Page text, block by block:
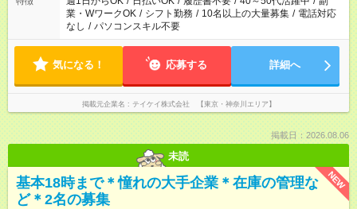
業・WワークOK / シフト勤務 / 10名以上の大量募集 / 電話対応
なし / パソコンスキル不要
気になる！ 応募する 詳細へ
掲載元企業名 テイケイ株式会社 【東京・神奈川エリア】
掲載日：2026.08.06
未読
NEW
基本18時まで＊憧れの大手企業＊在庫の管理な
ど＊2名の募集